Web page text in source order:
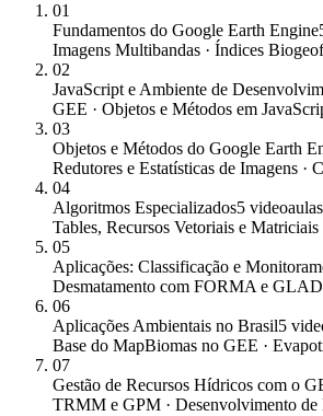
01
Fundamentos do Google Earth Engine
Imagens Multibandas · Índices
02
JavaScript e Ambiente de
GEE · Objetos e Métodos em
03
Objetos e Métodos do Google Earth
Redutores e Estatísticas de Imagens ·
04
Algoritmos Especializados5
Tables, Recursos Vetoriais e
05
Aplicações: Classificação e
Desmatamento com FORMA e
06
Aplicações Ambientais no Brasil5
Base do MapBiomas no GEE ·
07
Gestão de Recursos Hídricos com o
TRMM e GPM · Desenvolvimento de